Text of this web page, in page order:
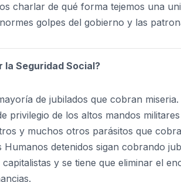
charlar de qué forma tejemos una
golpes del gobierno y las
la Seguridad Social?
de jubilados que cobran miseria.
privilegio de los altos mandos
y muchos otros parásitos que
detenidos sigan cobrando
y se tiene que eliminar el